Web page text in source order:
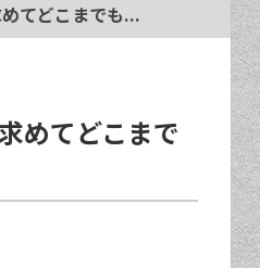
てどこまでも...
めてどこまで